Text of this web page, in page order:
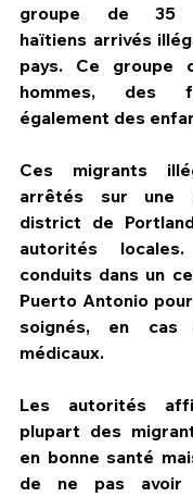
HPN Live
groupe de 35
haïtiens arrivés
pays. Ce groupe
hommes, des
également des
Ces migrants
arrêtés sur une
district de
autorités
conduits dans un
Puerto Antonio
soignés, en cas
médicaux.
Les autorités
plupart des
en bonne santé
de ne pas avoir